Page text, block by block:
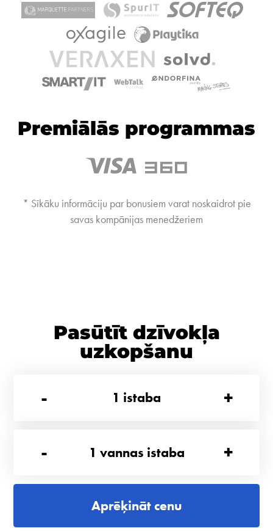
Premiālās programmas
* Sīkāku informāciju par bonusiem varat noskaidrot pie
savas kompānijas menedžeriem
Pasūtīt dzīvokļa
uzkopšanu
-
1 istaba +
- 1 vannas istaba +
Aprēķināt cenu